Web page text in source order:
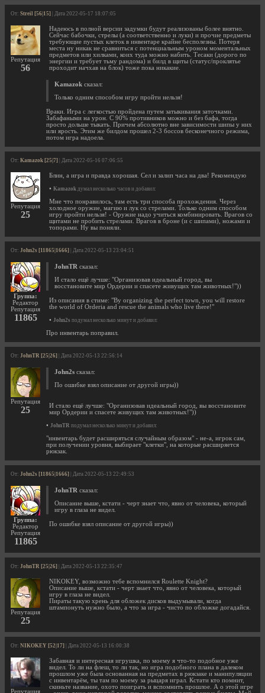
От: Streil [56|15] | Дата 2022-05-17 18:07:05
Репутация
56
Надеюсь в полной версии задумки будут реализованы более внятно.
Сейчас бабочки, стрелы (а соответственно и луки) и прочие предметы
требующие пустых клеток в инвентаре крайне бесполезны. Потеря
места ну никак не сравниться с потенциальным уроном моментальных
предметов или хилками, коих туда можно набить. Тесаки (дорого по
энергии и требует тьму рандома) и билд в щиты (статус/проклятье
проходит начхав на блок) тоже пока никакие.
Kamazok сказал:
Только одним способом игру пройти нельзя!
Враки. Игра с легкостью пройдена путем затыкивания заточками.
Забафаными на урон. С 90% противников можно и без бафа, тогда
просто дольше тыкать. Причем абсолютно вне зависимости шипы у них
или ярость. Этим же билдом прошел 2-3 боссов бесконечного режима,
потом игра надоела.
От: Kamazok [25|7] | Дата 2022-05-16 07:06:55
Репутация
25
Блин, а игра и правда хорошая. Сел и залип часа на два! Рекомендую
• Kamazok думал несколько часов и добавил:
Мне что понравилось, там есть три способа прохождения. Через
холодное оружие, магию и лук со стрелами. Только одним способом
игру пройти нельзя! - Оружие надо учиться комбинировать. Врагов со
щитами не пробить стрелами. Врагов в броне (и с шипами), ножами и
топорами. Ну вы поняли.
От: John2s [11865|1666] | Дата 2022-05-13 23:04:51
Группа:
Редактор
Репутация
11865
JohnTR сказал:
И стало ещё лучше: "Организовав идеальный город, вы
восстановите мир Ордерии и спасете живущих там животных!"))
Из описания в стиме: "By organizing the perfect town, you will restore
the world of Orderia and rescue the animals who live there!"
• John2s подумал несколько минут и добавил:
Про инвентарь поправил.
От: JohnTR [25|26] | Дата 2022-05-13 22:56:14
Репутация
25
John2s сказал:
По ошибке взял описание от другой игры))
И стало ещё лучше: "Организовав идеальный город, вы восстановите
мир Ордерии и спасете живущих там животных!"))
• JohnTR подумал несколько минут и добавил:
"инвентарь будет расширяться случайным образом" - не-а, игрок сам,
при получении уровня, выбирает "клетки", на которые расширяется
рюкзак.
От: John2s [11865|1666] | Дата 2022-05-13 22:49:53
Группа:
Редактор
Репутация
11865
JohnTR сказал:
Описание выше, кстати - черт знает что, явно от человека, который
игру в глаза не видел.
По ошибке взял описание от другой игры))
От: JohnTR [25|26] | Дата 2022-05-13 22:35:47
Репутация
25
NIKOKEY, возможно тебе вспомнился Roulette Knight?
Описание выше, кстати - черт знает что, явно от человека, который
игру в глаза не видел.
Пираты такую хрень для обложек дисков выдумывали, когда
штампонуть нужно было, а что за игра - чисто по обложке догадайся.
От: NIKOKEY [52|17] | Дата 2022-05-13 16:00:38
Репутация
Забавная и интересная игрушка, по моему я что-то подобное уже
видел. То ли на флеш, то ли так, но игра подобного плана в далеком
прошлом уже была основанная на предметах в рюкзаке и манипуляции
с инвентарём, ты там по моему за рыцаря играл. Кстати кто помнит,
скиньте название, охото поиграть и вспомнить прошлое. А о этой игре